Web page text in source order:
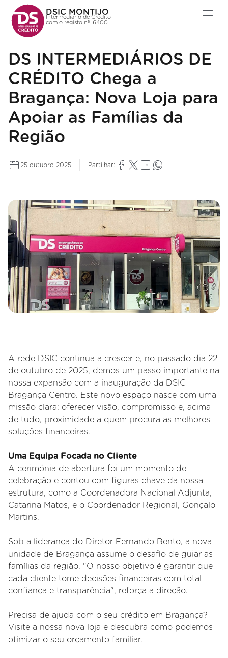
DSIC MONTIJO
Intermediário de Crédito
com o registo nº. 6400
DS INTERMEDIÁRIOS DE
CRÉDITO Chega a
Bragança: Nova Loja para
Apoiar as Famílias da
Região
25 outubro 2025 Partilhar:
A rede DSIC continua a crescer e, no passado dia 22
de outubro de 2025, demos um passo importante na
nossa expansão com a inauguração da DSIC
Bragança Centro. Este novo espaço nasce com uma
missão clara: oferecer visão, compromisso e, acima
de tudo, proximidade a quem procura as melhores
soluções financeiras.
Uma Equipa Focada no Cliente
A cerimónia de abertura foi um momento de
celebração e contou com figuras chave da nossa
estrutura, como a Coordenadora Nacional Adjunta,
Catarina Matos, e o Coordenador Regional, Gonçalo
Martins.
Sob a liderança do Diretor Fernando Bento, a nova
unidade de Bragança assume o desafio de guiar as
famílias da região. "O nosso objetivo é garantir que
cada cliente tome decisões financeiras com total
confiança e transparência", reforça a direção.
Precisa de ajuda com o seu crédito em Bragança?
Visite a nossa nova loja e descubra como podemos
otimizar o seu orçamento familiar.